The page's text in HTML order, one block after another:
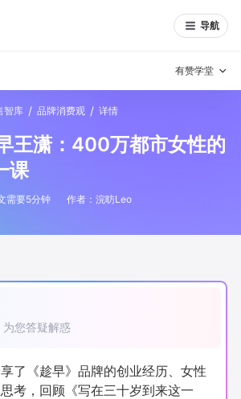
导航
有赞学堂
有赞专家说
门店经营增长公开课
智库 / 品牌消费观 / 详情
王潇：400万都市女性的
课
需要5分钟 作者： 浣昉Leo
您答疑解惑
了《趁早》品牌的创业经历、女性
考，回顾《写在三十岁到来这一